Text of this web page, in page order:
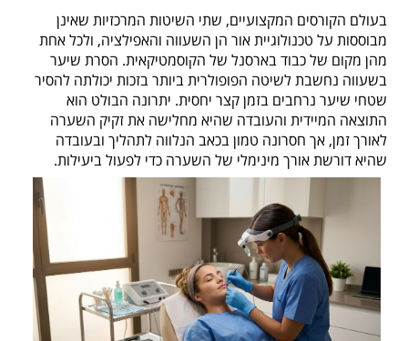
בעולם הקורסים המקצועיים, שתי השיטות המרכזיות שאינן
מבוססות על טכנולוגיית אור הן השעווה והאפילציה, ולכל אחת
מהן מקום של כבוד בארסנל של הקוסמטיקאית. הסרת שיער
בשעווה נחשבת לשיטה הפופולרית ביותר בזכות יכולתה להסיר
שטחי שיער נרחבים בזמן קצר יחסית. יתרונה הבולט הוא
התוצאה המיידית והעובדה שהיא מחלישה את זקיק השערה
לאורך זמן, אך חסרונה טמון בכאב הנלווה לתהליך ובעובדה
שהיא דורשת אורך מינימלי של השערה כדי לפעול ביעילות.